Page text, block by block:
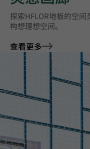
探索HFLOR地板的空
构想理想空间。
查看更多